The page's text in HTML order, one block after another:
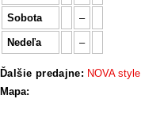
Sobota –
Nedeľa –
Ďalšie predajne: NOVA style
Mapa: